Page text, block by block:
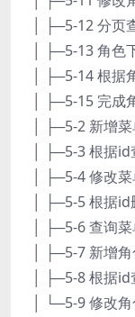
│ ├─5-12 分
│ ├─5-13 角
│ ├─5-14 根
│ ├─5-15 完
│ ├─5-2 新增
│ ├─5-3 根据
│ ├─5-4 修改
│ ├─5-5 根据
│ ├─5-6 查询
│ ├─5-7 新增
│ ├─5-8 根据
│ └─5-9 修改